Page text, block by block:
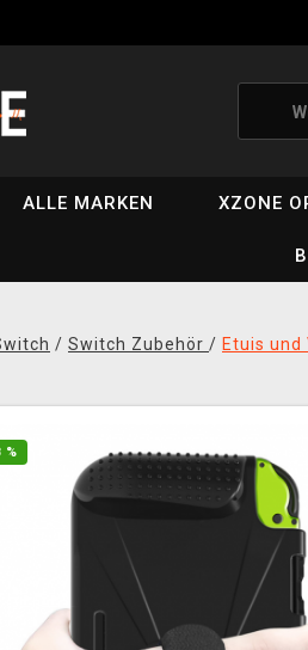
ALLE MARKEN XZONE
/ Switch Zubehör / Etuis und
%